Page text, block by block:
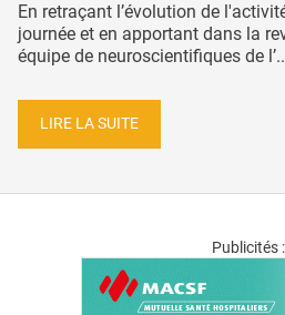
En retraçant l’évolution de
journée et en apportant dans la
équipe de neuroscientifiques de
LIRE LA SUITE
Publicités :